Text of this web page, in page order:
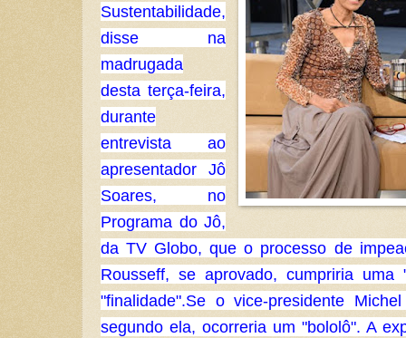
Sustentabilidade,
disse na
madrugada
desta terça-feira,
durante
entrevista ao
apresentador Jô
Soares, no
Programa do Jô,
da TV Globo, que o processo de
Rousseff, se aprovado, cumpriria uma
"finalidade".Se o vice-presidente
segundo ela, ocorreria um "bololô". A